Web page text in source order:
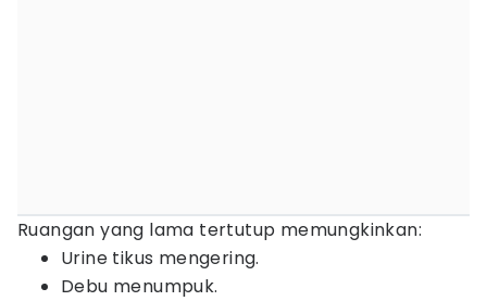
Ruangan yang lama tertutup memungkinkan:
Urine tikus mengering.
Debu menumpuk.